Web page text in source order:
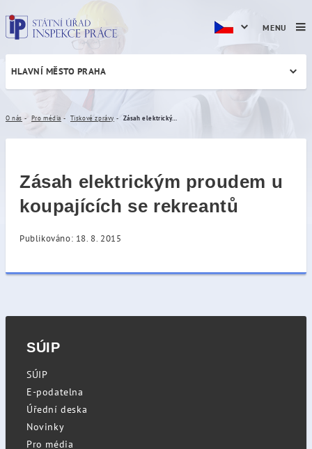
Zásah elektrickým
HLAVNÍ MĚSTO PRAHA
O nás Pro média Tiskové zprávy Zásah elektrickým proudem u koupajících se rekreantů
Zásah elektrickým proudem u
koupajících se rekreantů
Publikováno: 18. 8. 2015
MENU
SÚIP
SÚIP
E-podatelna
Úřední deska
Novinky
Pro média